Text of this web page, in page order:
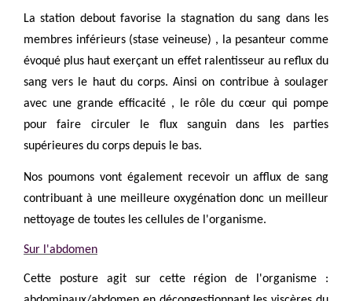
La station debout favorise la stagnation du sang dans les
membres inférieurs (stase veineuse) , la pesanteur comme
évoqué plus haut exerçant un effet ralentisseur au reflux du
sang vers le haut du corps. Ainsi on contribue à soulager
avec une grande efficacité , le rôle du cœur qui pompe
pour faire circuler le flux sanguin dans les parties
supérieures du corps depuis le bas.
Nos poumons vont également recevoir un afflux de sang
contribuant à une meilleure oxygénation donc un meilleur
nettoyage de toutes les cellules de l'organisme.
Sur l'abdomen
Cette posture agit sur cette région de l'organisme :